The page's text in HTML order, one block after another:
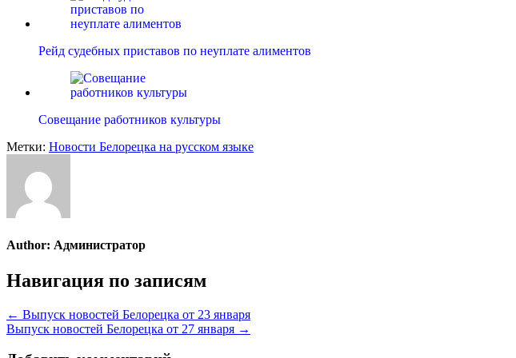
Рейд судебных приставов по неуплате алиментов
Совещание работников культуры
Метки: Новости Белорецка на русском языке
Author: Администратор
Навигация по записям
← Выпуск новостей Белорецка от 23 января
Выпуск новостей Белорецка от 27 января →